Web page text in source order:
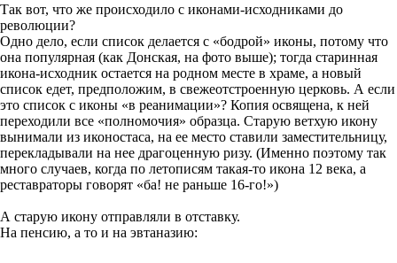
Так вот, что же происходило с иконами-исходниками до
революции?
Одно дело, если список делается с «бодрой» иконы, потому что
она популярная (как Донская, на фото выше); тогда старинная
икона-исходник остается на родном месте в храме, а новый
список едет, предположим, в свежеотстроенную церковь. А если
это список с иконы «в реанимации»? Копия освящена, к ней
переходили все «полномочия» образца. Старую ветхую икону
вынимали из иконостаса, на ее место ставили заместительницу,
перекладывали на нее драгоценную ризу. (Именно поэтому так
много случаев, когда по летописям такая-то икона 12 века, а
реставраторы говорят «ба! не раньше 16-го!»)
А старую икону отправляли в отставку.
На пенсию, а то и на эвтаназию: